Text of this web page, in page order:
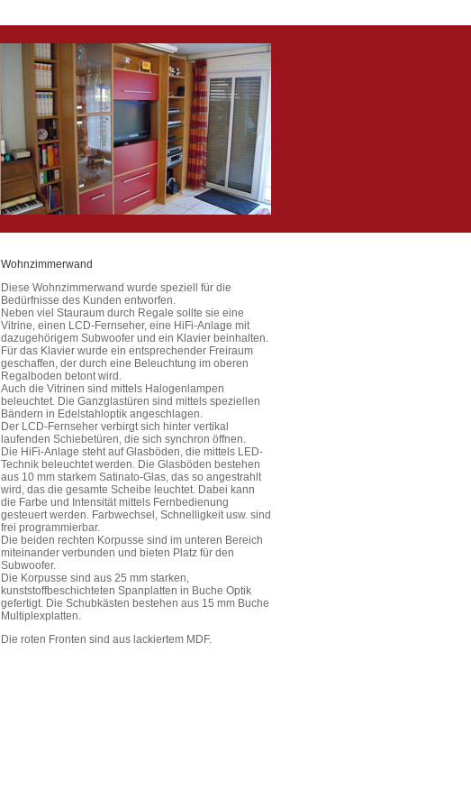
Wohnzimmerwand
Diese Wohnzimmerwand wurde speziell für die
Bedürfnisse des Kunden entworfen.
Neben viel Stauraum durch Regale sollte sie eine
Vitrine, einen LCD-Fernseher, eine HiFi-Anlage mit
dazugehörigem Subwoofer und ein Klavier beinhalten.
Für das Klavier wurde ein entsprechender Freiraum
geschaffen, der durch eine Beleuchtung im oberen
Regalboden betont wird.
Auch die Vitrinen sind mittels Halogenlampen
beleuchtet. Die Ganzglastüren sind mittels speziellen
Bändern in Edelstahloptik angeschlagen.
Der LCD-Fernseher verbirgt sich hinter vertikal
laufenden Schiebetüren, die sich synchron öffnen.
Die HiFi-Anlage steht auf Glasböden, die mittels LED-
Technik beleuchtet werden. Die Glasböden bestehen
aus 10 mm starkem Satinato-Glas, das so angestrahlt
wird, das die gesamte Scheibe leuchtet. Dabei kann
die Farbe und Intensität mittels Fernbedienung
gesteuert werden. Farbwechsel, Schnelligkeit usw. sind
frei programmierbar.
Die beiden rechten Korpusse sind im unteren Bereich
miteinander verbunden und bieten Platz für den
Subwoofer.
Die Korpusse sind aus 25 mm starken,
kunststoffbeschichteten Spanplatten in Buche Optik
gefertigt. Die Schubkästen bestehen aus 15 mm Buche
Multiplexplatten.
Die roten Fronten sind aus lackiertem MDF.